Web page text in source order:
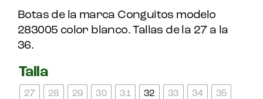
Botas de la marca Conguitos modelo
283005 color blanco. Tallas de la 27 a la
36.
Talla
27 28 29 30 31 32 33 34 35